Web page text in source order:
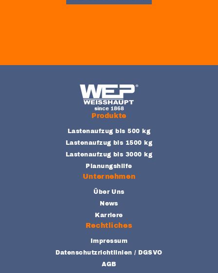
FOOTER-NAVIGATION
Produkte
Lastenaufzug bis 500 kg
Lastenaufzug bis 1500 kg
Lastenaufzug bis 3000 kg
Planungshilfe
Unternehmen
Über Uns
News
Karriere
Rechtliches
Impressum
Datenschutzrichtlinien / DGSVO
AGB